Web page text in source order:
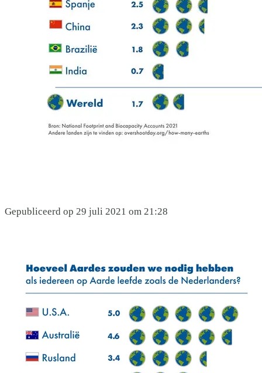
Gepubliceerd op 29 juli 2021 om 21:28